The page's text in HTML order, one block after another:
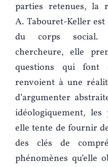
parties retenues, la
A. Tabouret-Keller
du corps social.
chercheure, elle
questions qui font
renvoient à une
d’argumenter
idéologiquement, les
elle tente de fournir
des clés de
phénomènes qu’elle